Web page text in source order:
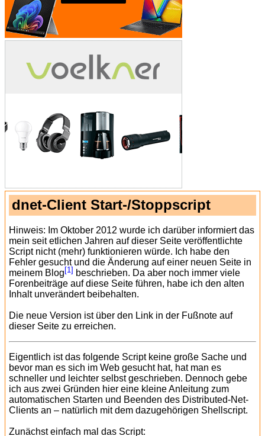
dnet-Client Start-/Stoppscript
Hinweis: Im Oktober 2012 wurde ich darüber informiert das
mein seit etlichen Jahren auf dieser Seite veröffentlichte
Script nicht (mehr) funktionieren würde. Ich habe den
Fehler gesucht und die Änderung auf einer neuen Seite in
meinem Blog [1] beschrieben. Da aber noch immer viele
Forenbeiträge auf diese Seite führen, habe ich den alten
Inhalt unverändert beibehalten.
Die neue Version ist über den Link in der Fußnote auf
dieser Seite zu erreichen.
Eigentlich ist das folgende Script keine große Sache und
bevor man es sich im Web gesucht hat, hat man es
schneller und leichter selbst geschrieben. Dennoch gebe
ich aus zwei Gründen hier eine kleine Anleitung zum
automatischen Starten und Beenden des Distributed-Net-
Clients an – natürlich mit dem dazugehörigen Shellscript.
Zunächst einfach mal das Script: